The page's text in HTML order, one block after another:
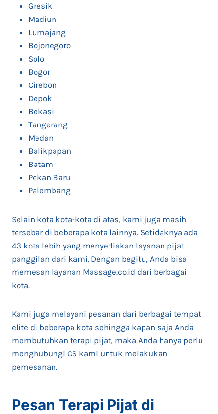
Gresik
Madiun
Lumajang
Bojonegoro
Solo
Bogor
Cirebon
Depok
Bekasi
Tangerang
Medan
Balikpapan
Batam
Pekan Baru
Palembang
Selain kota kota-kota di atas, kami juga masih
tersebar di beberapa kota lainnya. Setidaknya ada
43 kota lebih yang menyediakan layanan pijat
panggilan dari kami. Dengan begitu, Anda bisa
memesan layanan Massage.co.id dari berbagai
kota.
Kami juga melayani pesanan dari berbagai tempat
elite di beberapa kota sehingga kapan saja Anda
membutuhkan terapi pijat, maka Anda hanya perlu
menghubungi CS kami untuk melakukan
pemesanan.
Pesan Terapi Pijat di